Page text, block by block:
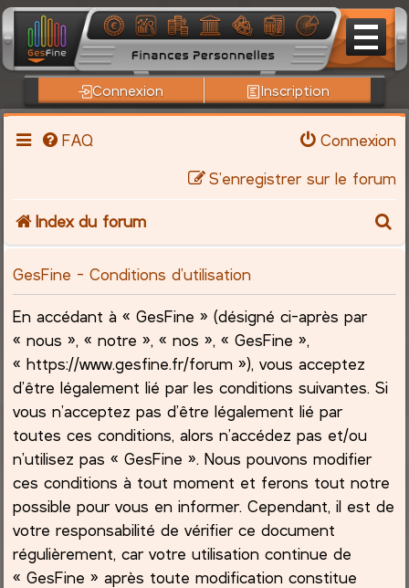
Connexion Inscription
FAQ
Connexion
S’enregistrer sur le forum
Index du forum
c
GesFine - Conditions d’utilisation
En accédant à « GesFine » (désigné ci-après par
« nous », « notre », « nos », « GesFine »,
« https://www.gesfine.fr/forum »), vous acceptez
d’être légalement lié par les conditions suivantes. Si
vous n’acceptez pas d’être légalement lié par
toutes ces conditions, alors n’accédez pas et/ou
n’utilisez pas « GesFine ». Nous pouvons modifier
ces conditions à tout moment et ferons tout notre
possible pour vous en informer. Cependant, il est de
votre responsabilité de vérifier ce document
régulièrement, car votre utilisation continue de
« GesFine » après toute modification constitue